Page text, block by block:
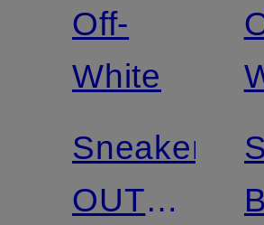
Off-
White
Sneaker
OUT